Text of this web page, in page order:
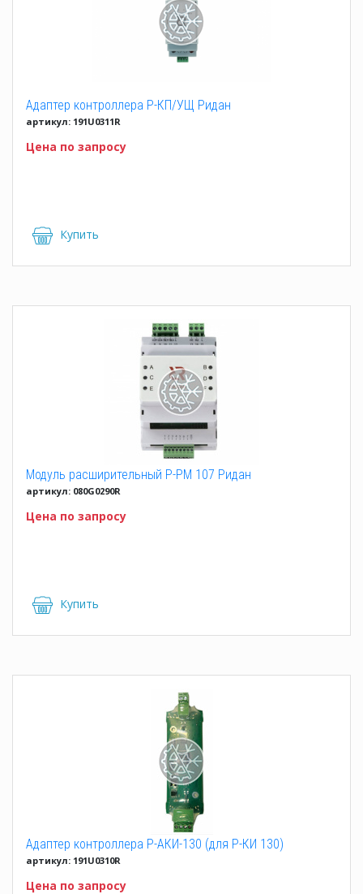
Адаптер контроллера Р-КП/УЩ Ридан
артикул: 191U0311R
Цена по запросу
Купить
Модуль расширительный Р-РМ 107 Ридан
артикул: 080G0290R
Цена по запросу
Купить
Адаптер контроллера Р-АКИ-130 (для Р-КИ 130)
артикул: 191U0310R
Цена по запросу